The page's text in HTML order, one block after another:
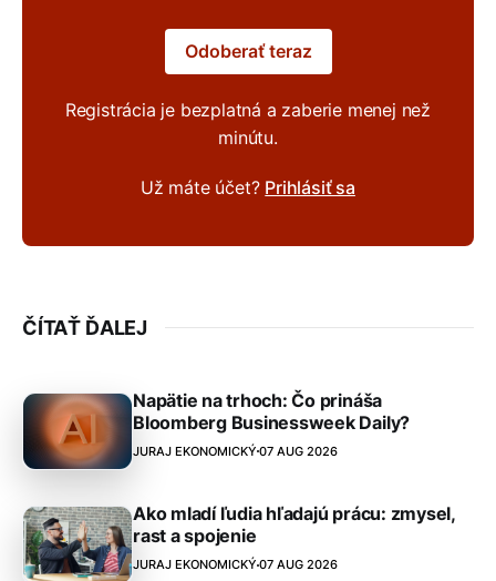
Odoberať teraz
Registrácia je bezplatná a zaberie menej než
minútu.
Už máte účet? Prihlásiť sa
ČÍTAŤ ĎALEJ
Napätie na trhoch: Čo prináša
Bloomberg Businessweek Daily?
JURAJ EKONOMICKÝ 07 AUG 2026
Ako mladí ľudia hľadajú prácu: zmysel,
rast a spojenie
JURAJ EKONOMICKÝ 07 AUG 2026